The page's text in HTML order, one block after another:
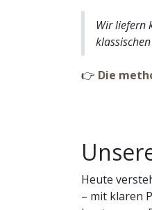
Wir liefern
👉 Die
Heute
– mit klaren